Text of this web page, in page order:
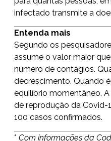
infectado transmite a
Entenda mais
Segundo os
assume o valor maior
número de contágios.
decrescimento. Quando
equilíbrio momentâneo.
de reprodução da Covid-
100 casos confirmados.
* Com informações da